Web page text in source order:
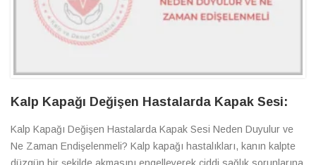
Kalp Kapağı Değişen Hastalarda Kapak Sesi:
Kalp Kapağı Değişen Hastalarda Kapak Sesi Neden Duyulur ve
Ne Zaman Endişelenmeli? Kalp kapağı hastalıkları, kanın kalpte